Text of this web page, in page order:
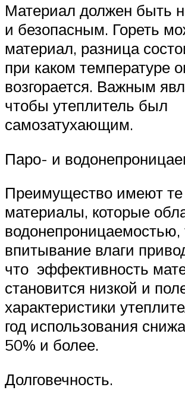
Материал должен быть
и безопасным. Гореть
материал, разница
при каком температуре
возгорается. Важным
чтобы утеплитель был
самозатухающим.
Паро- и
Преимущество имеют те
материалы, которые
водонепроницаемостью,
впитывание влаги
что эффективность
становится низкой и
характеристики
год использования
50% и более.
Долговечность.